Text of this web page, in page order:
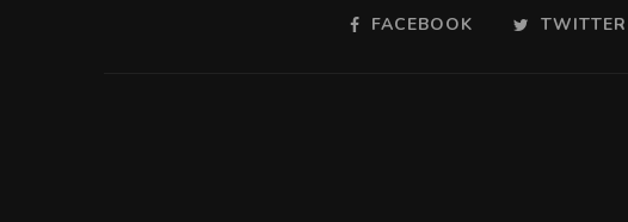
FACEBOOK TWITTER